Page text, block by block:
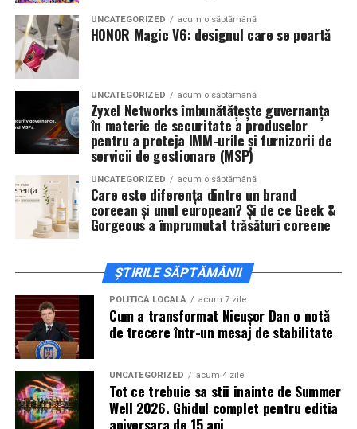
De „Ziua Îndrăgostiților”, pe14 februarie, în Cinema
City Iulius Mall Suceava, de la 18:30, spectatorii sunt
invitați la film alături de regizorul
actoriiSergiu Costache, Vlad si Oana Gherman,
Alexandra Răduță.
Cineplexx Băneasa Shopping City
Bucureștigăzduiește o proiecție specială în prezența
întregii echipe pe15 februarie, de la 17:30.
ÎnCraiova , regizorul Paul Decuși actorii Sergiu
Costache, Azaleea Necula și Oana Gherman vor
Mall pe 16 februarie de la ora 18:00.
ActoriiVlad Gherman, Oana Gherman și Ioana
Ginghinăvin la întâlnirea cu publicul dinCinema City
Vivo! Pitești pe 17 februarie, de la 18:30și vor
participa la o discuție după proiecție, alături de
regizorulPaul Decu.
Caravana„În pielea mea” ajunge laCinema City
UNCATEGORIZED acum o săptămână
HONOR Magic V6: designul care se poartă
UNCATEGORIZED acum o săptămână
Zyxel Networks îmbunătățește guvernanța
în materie de securitate a produselor
pentru a proteja IMM-urile și furnizorii de
servicii de gestionare (MSP)
UNCATEGORIZED acum o săptămână
Care este diferența dintre un brand
coreean și unul european? Și de ce Geek &
Gorgeous a împrumutat trăsături coreene
ȘTIRILE SĂPTĂMÂNII
POLITICĂ LOCALĂ acum 7 zile
Cum a transformat Nicușor Dan o notă
de trecere într-un mesaj de stabilitate
UNCATEGORIZED acum 4 zile
Tot ce trebuie sa stii inainte de Summer
Well 2026. Ghidul complet pentru editia
aniversara de 15 ani